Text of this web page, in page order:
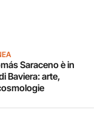
Saraceno è in
Baviera: arte,